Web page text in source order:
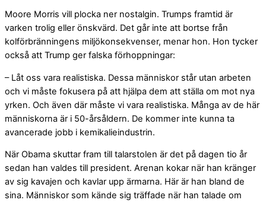
Moore Morris vill plocka ner nostalgin. Trumps framtid är
varken trolig eller önskvärd. Det går inte att bortse från
kolförbränningens miljökonsekvenser, menar hon. Hon tycker
också att Trump ger falska förhoppningar:
– Låt oss vara realistiska. Dessa människor står utan arbeten
och vi måste fokusera på att hjälpa dem att ställa om mot nya
yrken. Och även där måste vi vara realistiska. Många av de här
människorna är i 50-årsåldern. De kommer inte kunna ta
avancerade jobb i kemikalieindustrin.
När Obama skuttar fram till talarstolen är det på dagen tio år
sedan han valdes till president. Arenan kokar när han kränger
av sig kavajen och kavlar upp ärmarna. Här är han bland de
sina. Människor som kände sig träffade när han talade om